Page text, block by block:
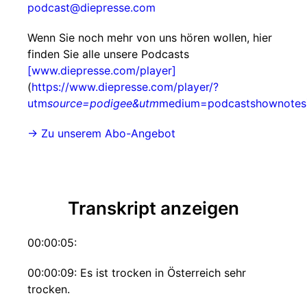
podcast@diepresse.com
Wenn Sie noch mehr von uns hören wollen, hier
finden Sie alle unsere Podcasts
[www.diepresse.com/player]
(https://www.diepresse.com/player/?
utmsource=podigee&utm
­→ Zu unserem Abo-Angebot
Transkript anzeigen
00:00:05:
00:00:09: Es ist trocken in Österreich sehr
trocken.